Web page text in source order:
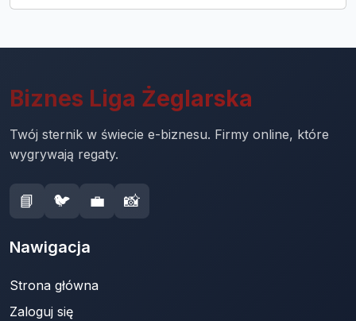
Biznes Liga Żeglarska
Twój sternik w świecie e-biznesu. Firmy online, które
wygrywają regaty.
📘 🐦 💼 📸
Nawigacja
Strona główna
Zaloguj się